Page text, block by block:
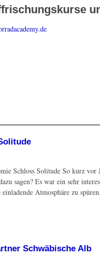
Schloss Solitude So kurz
sagen? Es war ein sehr
Atmosphäre zu
Schwäbische Alb